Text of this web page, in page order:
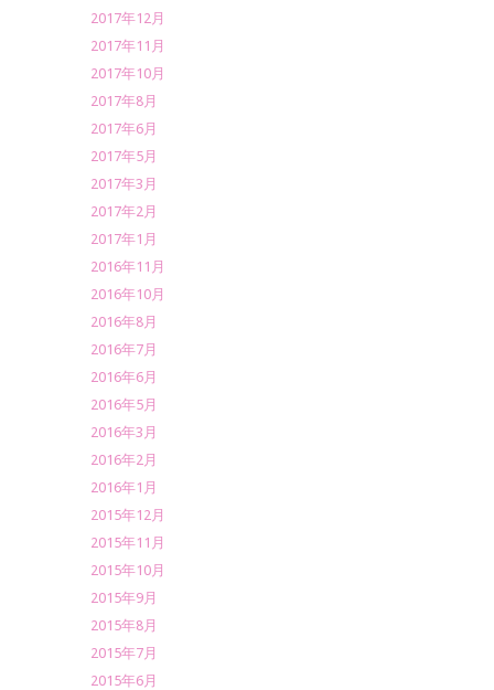
2017年12月
2017年11月
2017年10月
2017年8月
2017年6月
2017年5月
2017年3月
2017年2月
2017年1月
2016年11月
2016年10月
2016年8月
2016年7月
2016年6月
2016年5月
2016年3月
2016年2月
2016年1月
2015年12月
2015年11月
2015年10月
2015年9月
2015年8月
2015年7月
2015年6月